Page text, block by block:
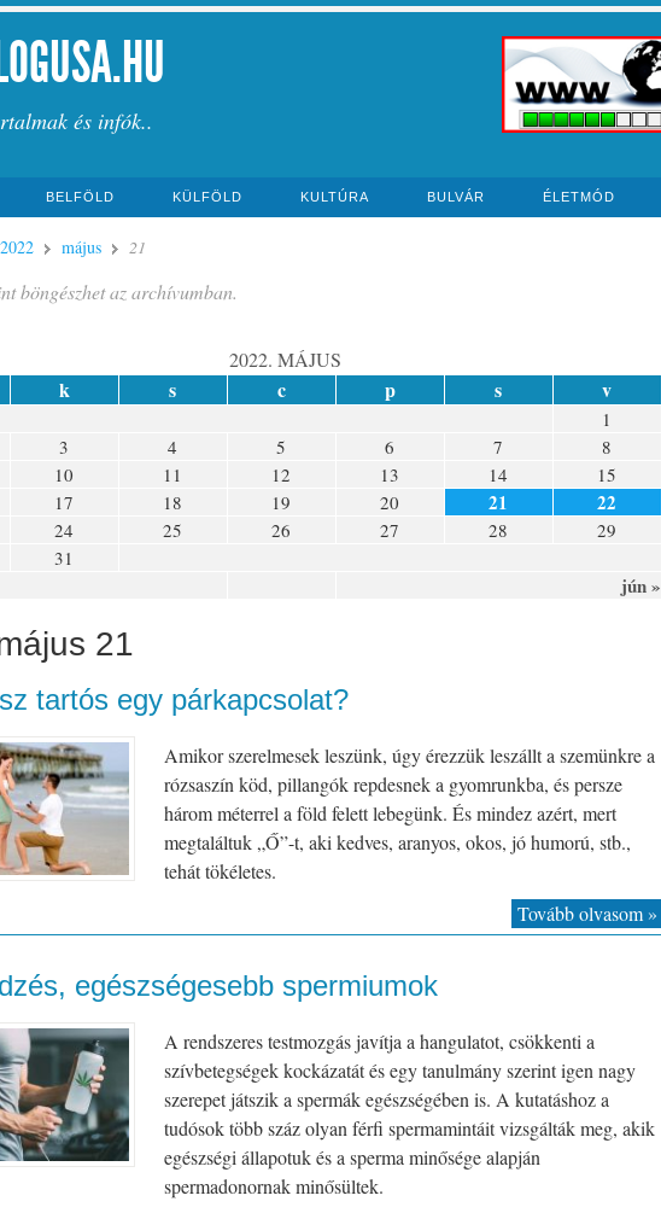
és infók..
BELFÖLD KÜLFÖLD KULTÚRA BULVÁR ÉLETMÓD
2022 május 21
böngészhet az archívumban.
2022. MÁJUS
k s c p s v
jún »
1
3 4 5 6 7
8
10 11 12 13 14
15
17 18 19 20 21 22
24 25 26 27 28
29
31
21
tartós egy párkapcsolat?
Amikor szerelmesek leszünk, úgy érezzük leszállt a szemünkre a
rózsaszín köd, pillangók repdesnek a gyomrunkba, és persze
három méterrel a föld felett lebegünk. És mindez azért, mert
megtaláltuk „Ő”-t, aki kedves, aranyos, okos, jó humorú, stb.,
tehát tökéletes.
Tovább olvasom »
egészségesebb spermiumok
A rendszeres testmozgás javítja a hangulatot, csökkenti a
szívbetegségek kockázatát és egy tanulmány szerint igen nagy
szerepet játszik a spermák egészségében is. A kutatáshoz a
tudósok több száz olyan férfi spermamintáit vizsgálták meg, akik
egészségi állapotuk és a sperma minősége alapján
spermadonornak minősültek.